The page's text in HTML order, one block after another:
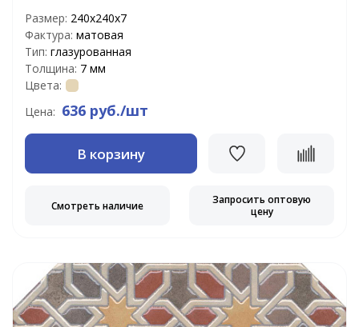
Размер: 240х240х7
Фактура: матовая
Тип: глазурованная
Толщина: 7 мм
Цвета:
Цена: 636 руб./шт
В корзину
Смотреть наличие
Запросить оптовую
цену